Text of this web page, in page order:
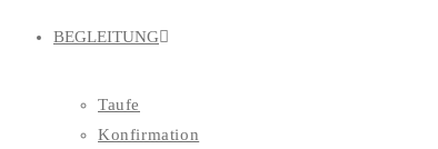
BEGLEITUNG
Taufe
Konfirmation